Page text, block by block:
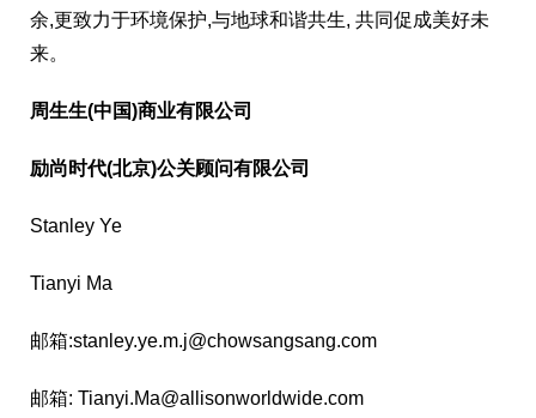
余,更致力于环境保护,与地球和谐共生, 共同促成美好未
来。
周生生(中国)商业有限公司
励尚时代(北京)公关顾问有限公司
Stanley Ye
Tianyi Ma
邮箱:stanley.ye.m.j@chowsangsang.com
邮箱: Tianyi.Ma@allisonworldwide.com